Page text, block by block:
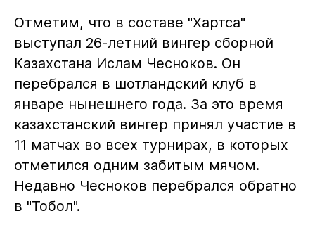
Отметим, что в составе "Хартса"
выступал 26-летний вингер сборной
Казахстана Ислам Чесноков. Он
перебрался в шотландский клуб в
январе нынешнего года. За это время
казахстанский вингер принял участие в
11 матчах во всех турнирах, в которых
отметился одним забитым мячом.
Недавно Чесноков перебрался обратно
в "Тобол".